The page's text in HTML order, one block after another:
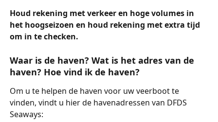
Houd rekening met verkeer en hoge volumes in
het hoogseizoen en houd rekening met extra tijd
om in te checken.
Waar is de haven? Wat is het adres van de
haven? Hoe vind ik de haven?
Om u te helpen de haven voor uw veerboot te
vinden, vindt u hier de havenadressen van DFDS
Seaways: